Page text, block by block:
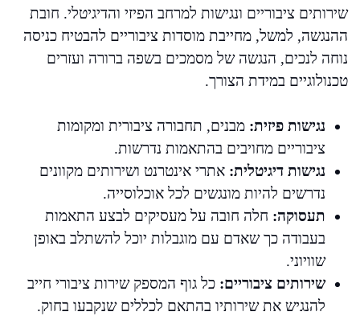
שירותים ציבוריים ונגישות למרחב הפיזי והדיגיטלי. חובת
ההנגשה, למשל, מחייבת מוסדות ציבוריים להבטיח כניסה
נוחה לנכים, הנגשה של מסמכים בשפה ברורה ועזרים
טכנולוגיים במידת הצורך.
נגישות פיזית: מבנים, תחבורה ציבורית ומקומות
ציבוריים מחויבים בהתאמות נדרשות.
נגישות דיגיטלית: אתרי אינטרנט ושירותים מקוונים
נדרשים להיות מונגשים לכל אוכלוסייה.
תעסוקה: חלה חובה על מעסיקים לבצע התאמות
בעבודה כך שאדם עם מוגבלות יוכל להשתלב באופן
שוויוני.
שירותים ציבוריים: כל גוף המספק שירות ציבורי חייב
להנגיש את שירותיו בהתאם לכללים שנקבעו בחוק.